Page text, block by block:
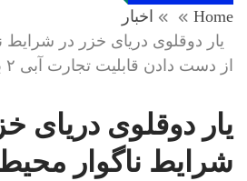
Home
اخبار
یار دوقلوی دریای خزر در
از دست دادن قابلیت تجارت آبی ۲ بندر شمالی
یار دوقلوی دریای
شرایط ناگوار